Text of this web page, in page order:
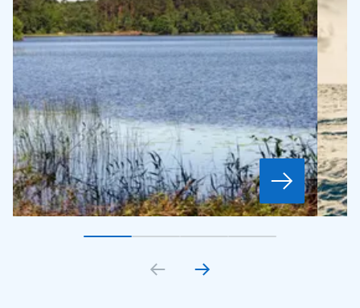
Gå till bildkort1
Gå till bildkort2
Gå till bildkort3
Gå till bildkort